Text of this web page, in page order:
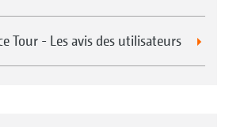
Tour - Les avis des utilisateurs